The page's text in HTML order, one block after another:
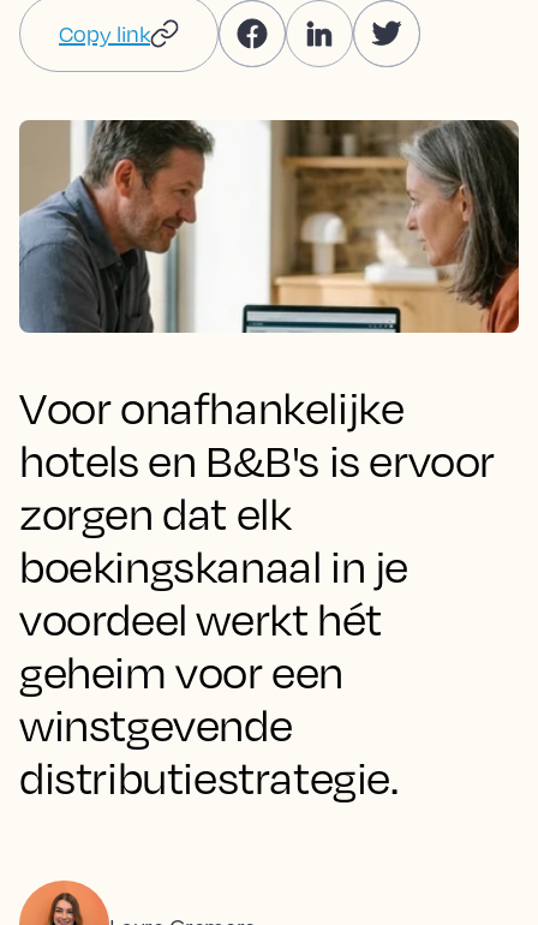
Copy link
Voor onafhankelijke
hotels en B&B's is ervoor
zorgen dat elk
boekingskanaal in je
voordeel werkt hét
geheim voor een
winstgevende
distributiestrategie.